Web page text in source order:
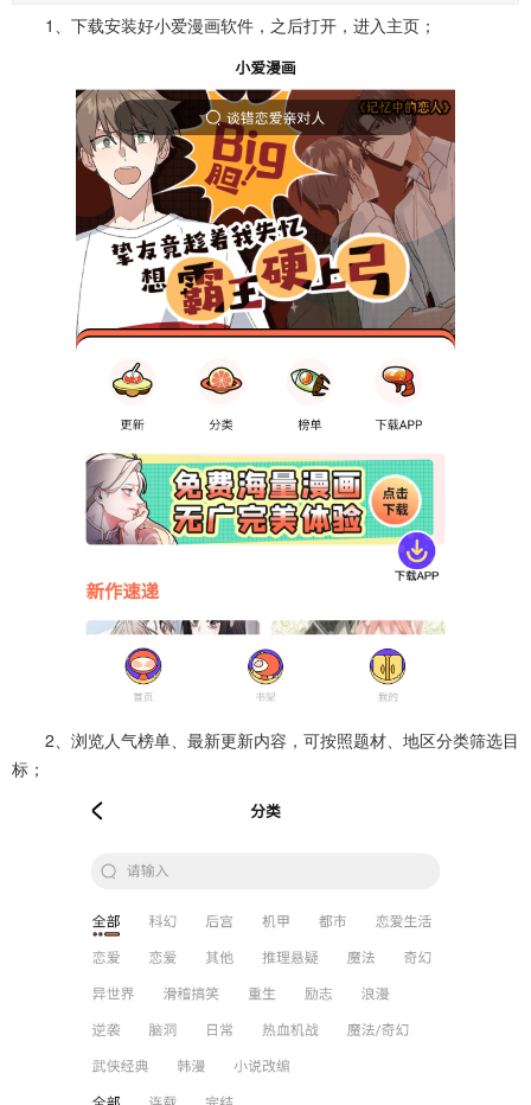
1、下载安装好小爱漫画软件，之后打开，进入主页；
2、浏览人气榜单、最新更新内容，可按照题材、地区分类筛选目
标；